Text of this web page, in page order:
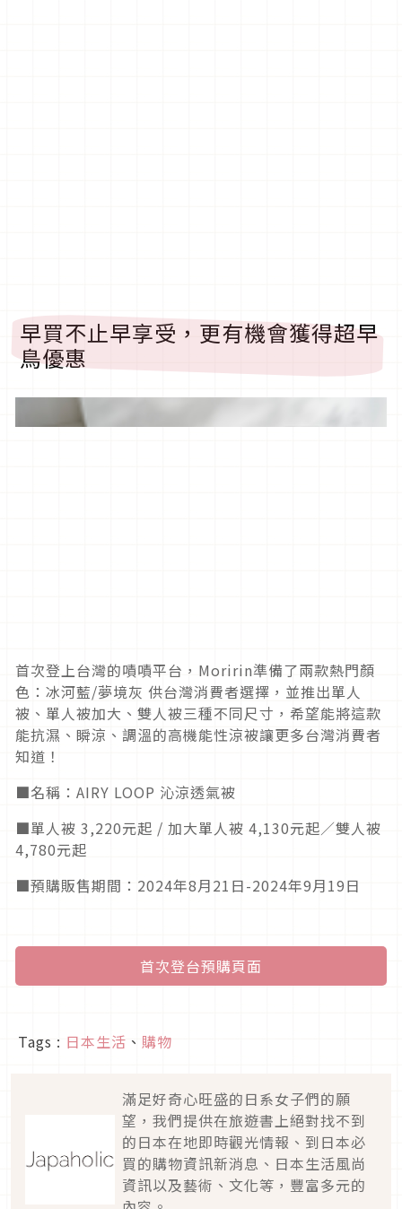
早買不止早享受，更有機會獲得超早
鳥優惠
首次登上台灣的嘖嘖平台，Moririn準備了兩款熱門顏
色：冰河藍/夢境灰 供台灣消費者選擇，並推出單人
被、單人被加大、雙人被三種不同尺寸，希望能將這款
能抗濕、瞬涼、調溫的高機能性涼被讓更多台灣消費者
知道！
■名稱：AIRY LOOP 沁涼透氣被
■單人被 3,220元起 / 加大單人被 4,130元起／雙人被
4,780元起
■預購販售期間：2024年8月21日-2024年9月19日
首次登台預購頁面
Tags : 日本生活 、 購物
滿足好奇心旺盛的日系女子們的願
望，我們提供在旅遊書上絕對找不到
的日本在地即時觀光情報、到日本必
買的購物資訊新消息、日本生活風尚
資訊以及藝術、文化等，豐富多元的